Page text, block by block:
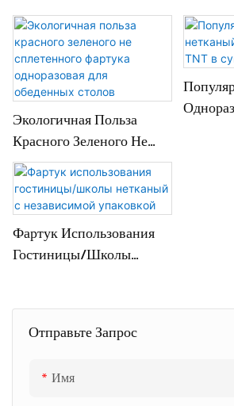
Отправьте Запрос
Имя
Экологичная Польза
Красного Зеленого Не
Сплетенного Фартука
Одноразовая Для
Обеденных Столов
Фартук Использования
Гостиницы/школы